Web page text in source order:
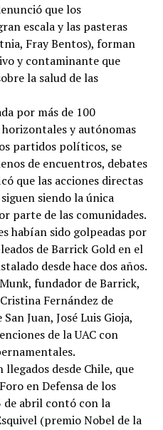
que los
escala y las pasteras
Fray Bentos), forman
y contaminante que
la salud de las
por más de 100
y autónomas
partidos políticos, se
de encuentros, debates
que las acciones directas
siendo la única
parte de las comunidades.
habían sido golpeadas por
de Barrick Gold en el
desde hace dos años.
fundador de Barrick,
Fernández de
Juan, José Luis Gioja,
de la UAC con
desde Chile, que
en Defensa de los
de abril contó con la
(premio Nobel de la